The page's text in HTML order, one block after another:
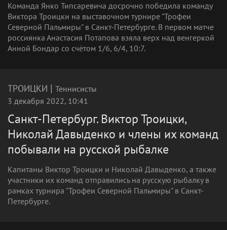
Команда Янко Типсаревича досрочно победила команду
Виктора Троицки на выставочном турнире "Трофеи
Северной Пальмиры" в Санкт-Петербурге. В первом матче
россиянка Анастасия Потапова взяла верх над венгеркой
Анной Бондар со счётом 1/6, 6/4, 10:7.
ТРОИЦКИ | Теннисисты
3 декабря 2022, 10:41
Санкт-Петербург. Виктор Троицки,
Николай Давыденко и члены их команд
побывали на русской рыбалке
Капитаны Виктор Троицки и Николай Давыденко, а также
участники их команд отправились на русскую рыбалку в
рамках турнира "Трофеи Северной Пальмиры" в Санкт-
Петербурге.